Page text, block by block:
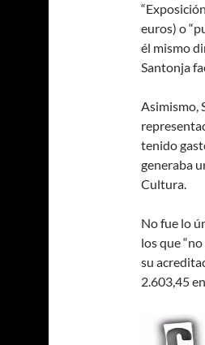
euros) o
él mismo
Santonja
Asimismo,
tenido
generaba
Cultura.
No fue lo
los que
su
2.603,45